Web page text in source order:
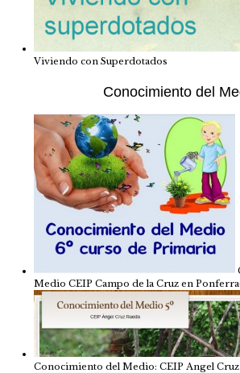
Viviendo con Superdotados
Conocimiento del
Medio CEIP Campo de la Cruz en
Conocimiento del Medio: CEIP Angel Cruz